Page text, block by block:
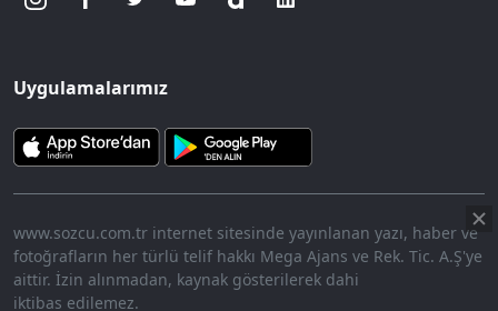
Uygulamalarımız
www.sozcu.com.tr internet sitesinde yayınlanan yazı, haber ve
fotoğrafların her türlü telif hakkı Mega Ajans ve Rek. Tic. A.Ş'ye
aittir. İzin alınmadan, kaynak gösterilerek dahi
iktibas edilemez.